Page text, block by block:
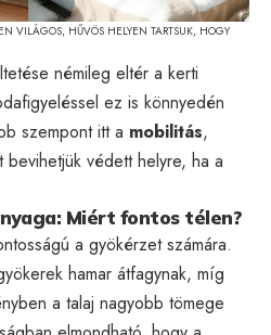
VILÁGOS, HŰVÖS HELYEN TARTSUK, HOGY
némileg eltér a kerti
ez is könnyedén
szempont itt a mobilitás,
védett helyre, ha a
Miért fontos télen?
a gyökérzet számára.
hamar átfagynak, míg
a talaj nagyobb tömege